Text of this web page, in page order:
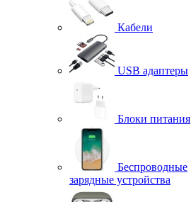
Кабели
USB адаптеры
Блоки питания
Беспроводные
зарядные устройства